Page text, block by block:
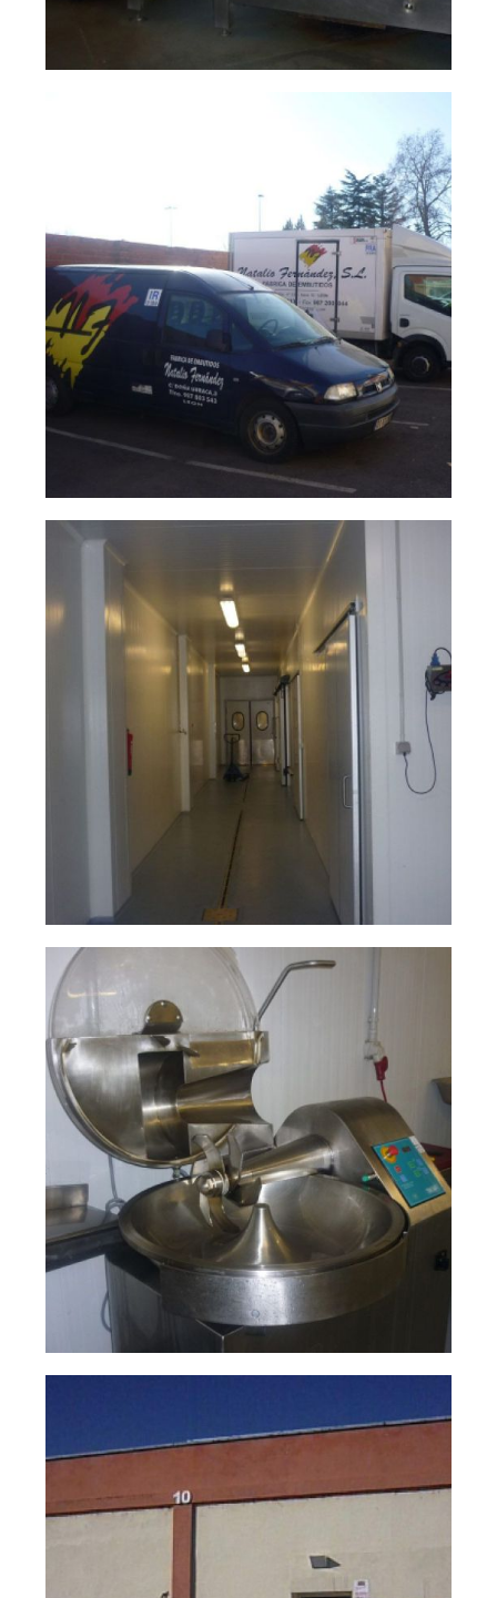
natalio
fernández 01
Ampliar
natalio
fernández 03
Ampliar
natalio